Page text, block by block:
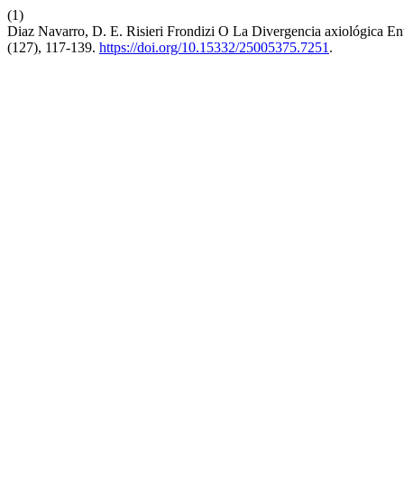
(1)
Diaz Navarro, D. E. Risieri Frondizi O La Divergencia axiológica
(127), 117-139. https://doi.org/10.15332/25005375.7251 .